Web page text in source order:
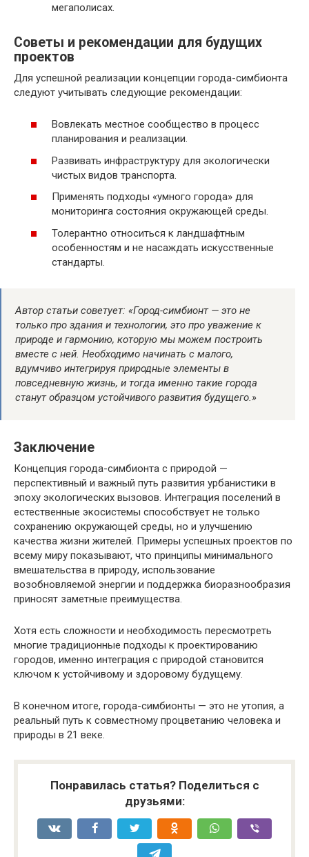
мегаполисах.
Советы и рекомендации для будущих
проектов
Для успешной реализации концепции города-симбионта
следуют учитывать следующие рекомендации:
Вовлекать местное сообщество в процесс
планирования и реализации.
Развивать инфраструктуру для экологически
чистых видов транспорта.
Применять подходы «умного города» для
мониторинга состояния окружающей среды.
Толерантно относиться к ландшафтным
особенностям и не насаждать искусственные
стандарты.
Автор статьи советует: «Город-симбионт — это не
только про здания и технологии, это про уважение к
природе и гармонию, которую мы можем построить
вместе с ней. Необходимо начинать с малого,
вдумчиво интегрируя природные элементы в
повседневную жизнь, и тогда именно такие города
станут образцом устойчивого развития будущего.»
Заключение
Концепция города-симбионта с природой —
перспективный и важный путь развития урбанистики в
эпоху экологических вызовов. Интеграция поселений в
естественные экосистемы способствует не только
сохранению окружающей среды, но и улучшению
качества жизни жителей. Примеры успешных проектов по
всему миру показывают, что принципы минимального
вмешательства в природу, использование
возобновляемой энергии и поддержка биоразнообразия
приносят заметные преимущества.
Хотя есть сложности и необходимость пересмотреть
многие традиционные подходы к проектированию
городов, именно интеграция с природой становится
ключом к устойчивому и здоровому будущему.
В конечном итоге, города-симбионты — это не утопия, а
реальный путь к совместному процветанию человека и
природы в 21 веке.
Понравилась статья? Поделиться с
друзьями: